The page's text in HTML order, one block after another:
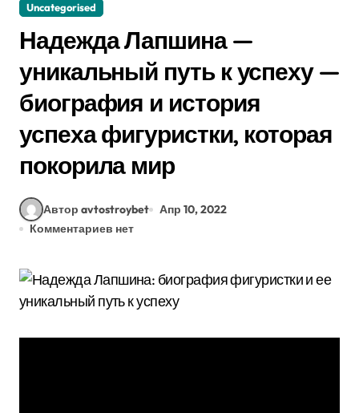
Uncategorised
Надежда Лапшина —
уникальный путь к успеху —
биография и история
успеха фигуристки, которая
покорила мир
Автор avtostroybet
Апр 10, 2022
Комментариев нет